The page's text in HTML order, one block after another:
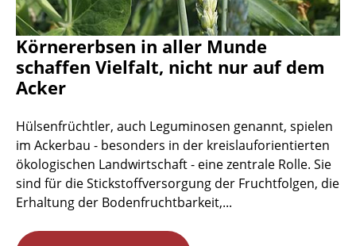
Körnererbsen in aller Munde
schaffen Vielfalt, nicht nur auf dem
Acker
Hülsenfrüchtler, auch Leguminosen genannt, spielen
im Ackerbau - besonders in der kreislauforientierten
ökologischen Landwirtschaft - eine zentrale Rolle. Sie
sind für die Stickstoffversorgung der Fruchtfolgen, die
Erhaltung der Bodenfruchtbarkeit,...